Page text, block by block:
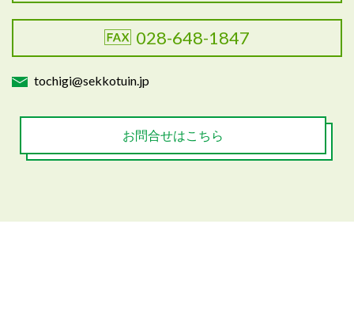
028-648-1847
tochigi@sekkotuin.jp
お問合せはこちら